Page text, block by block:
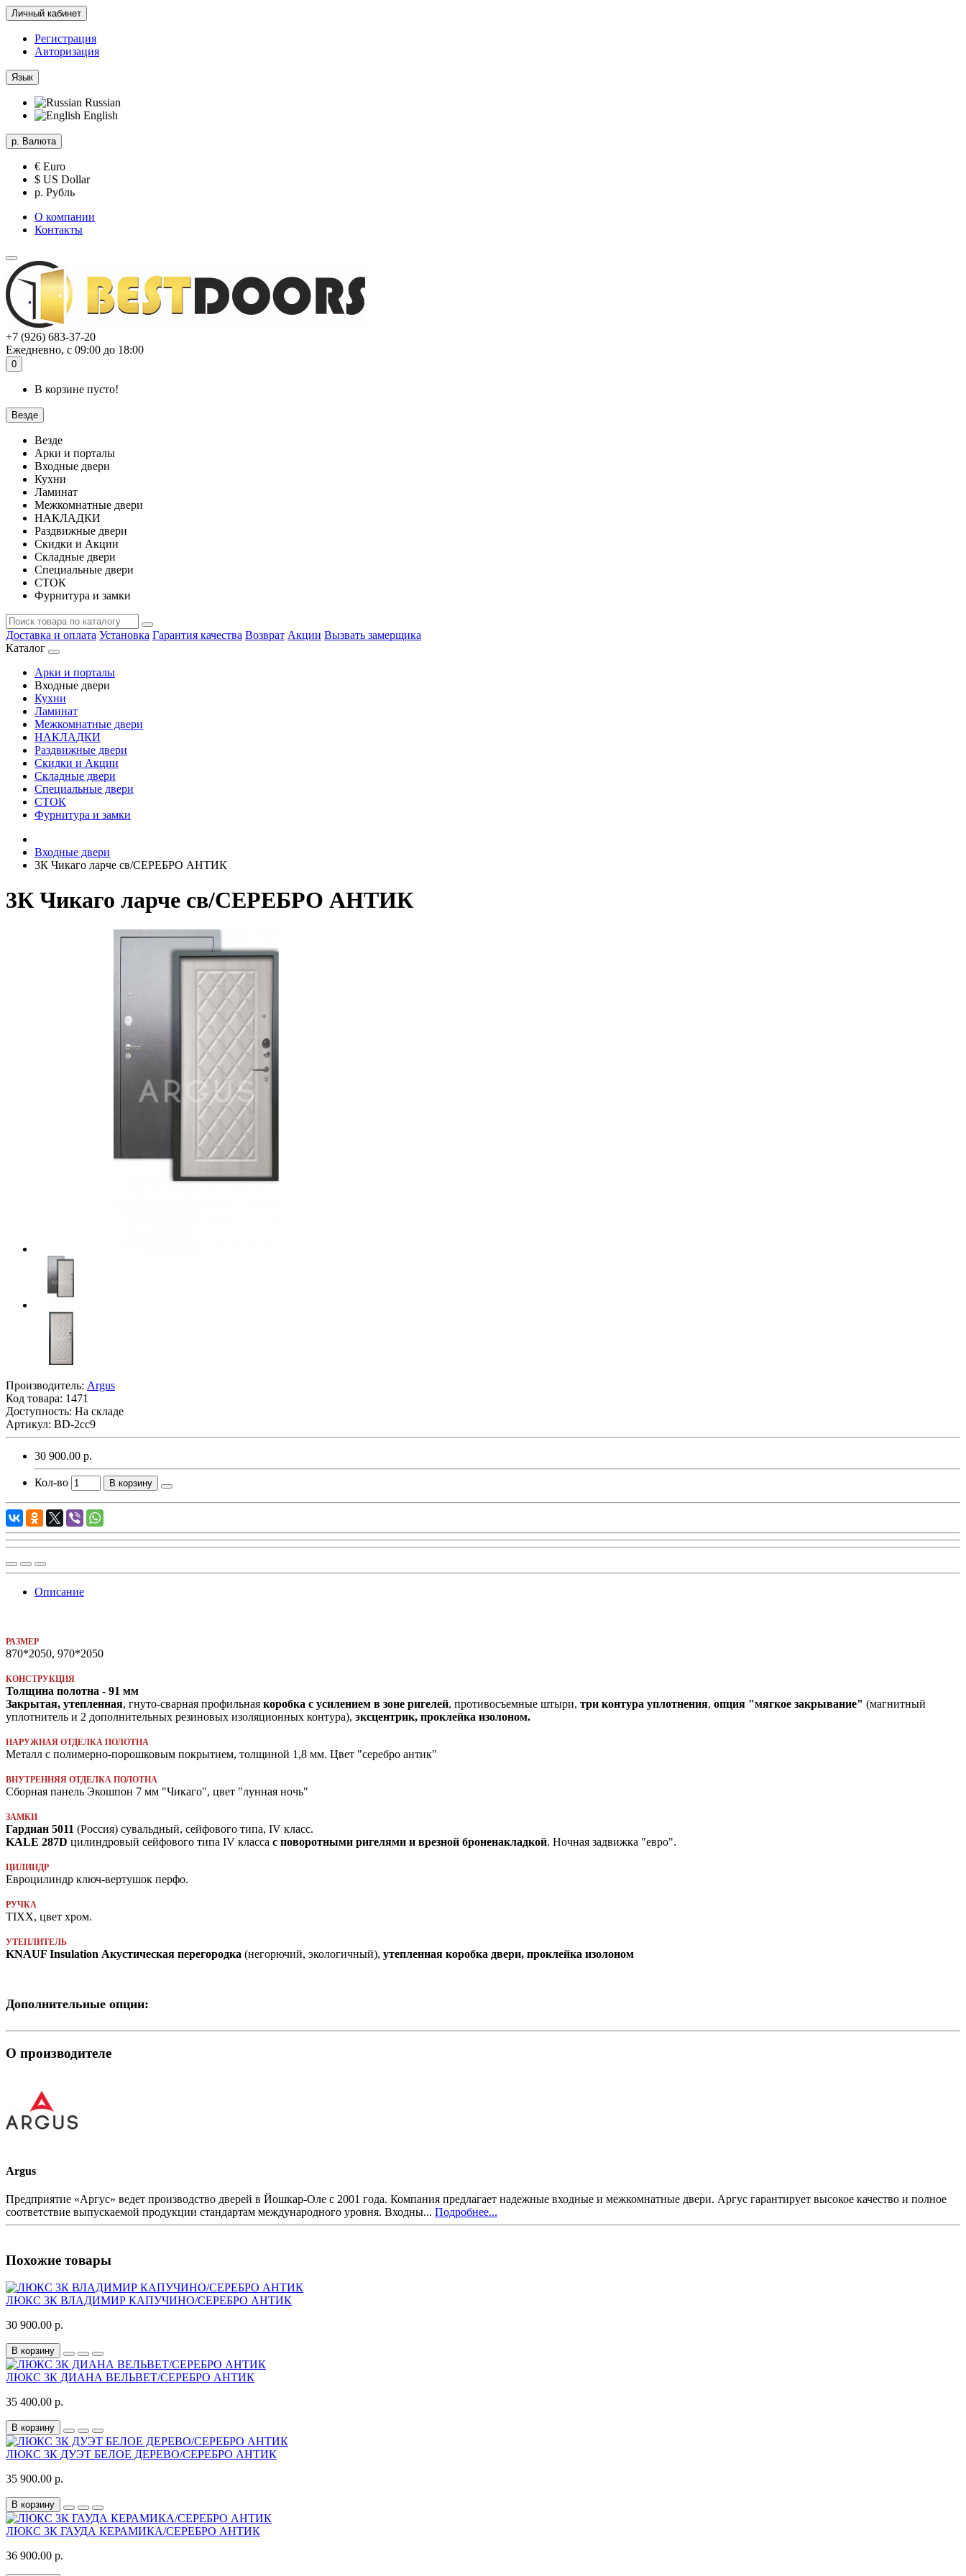
Личный кабинет
Регистрация
Авторизация
Язык
Russian
English
р. Валюта
€ Euro
$ US Dollar
р. Рубль
О компании
Контакты
+7 (926) 683-37-20
Ежедневно, с 09:00 до 18:00
0
В корзине пусто!
Везде
Везде
Арки и порталы
Входные двери
Кухни
Ламинат
Межкомнатные двери
НАКЛАДКИ
Раздвижные двери
Скидки и Акции
Складные двери
Специальные двери
СТОК
Фурнитура и замки
Доставка и оплата Установка Гарантия качества Возврат Акции Вызвать замерщика
Каталог
Арки и порталы
Входные двери
Кухни
Ламинат
Межкомнатные двери
НАКЛАДКИ
Раздвижные двери
Скидки и Акции
Складные двери
Специальные двери
СТОК
Фурнитура и замки
Входные двери
3К Чикаго ларче св/СЕРЕБРО АНТИК
3К Чикаго ларче св/СЕРЕБРО АНТИК
Производитель: Argus
Код товара: 1471
Доступность: На складе
Артикул: BD-2cc9
30 900.00 р.
Кол-во В корзину
Описание
РАЗМЕР
870*2050, 970*2050
КОНСТРУКЦИЯ
Толщина полотна - 91 мм
Закрытая, утепленная, гнуто-сварная профильная коробка с усилением в зоне ригелей, противосъемные штыри, три контура уплотнения, опция "мягкое закрывание" (магнитный
уплотнитель и 2 дополнительных резиновых изоляционных контура), эксцентрик, проклейка изолоном.
НАРУЖНАЯ ОТДЕЛКА ПОЛОТНА
Металл с полимерно-порошковым покрытием, толщиной 1,8 мм. Цвет "серебро антик"
ВНУТРЕННЯЯ ОТДЕЛКА ПОЛОТНА
Сборная панель Экошпон 7 мм "Чикаго", цвет "лунная ночь"
ЗАМКИ
Гардиан 5011 (Россия) сувальдный, сейфового типа, IV класс.
KALE 287D цилиндровый сейфового типа IV класса с поворотными ригелями и врезной броненакладкой. Ночная задвижка "евро".
ЦИЛИНДР
Евроцилиндр ключ-вертушок перфо.
РУЧКА
TIXX, цвет хром.
УТЕПЛИТЕЛЬ
KNAUF Insulation Акустическая перегородка (негорючий, экологичный), утепленная коробка двери, проклейка изолоном
Дополнительные опции:
О производителе
Argus
Предприятие «Аргус» ведет производство дверей в Йошкар-Оле с 2001 года. Компания предлагает надежные входные и межкомнатные двери. Аргус гарантирует высокое качество и полное
соответствие выпускаемой продукции стандартам международного уровня. Входны... Подробнее...
Похожие товары
ЛЮКС 3К ВЛАДИМИР КАПУЧИНО/СЕРЕБРО АНТИК
30 900.00 р.
В корзину
ЛЮКС 3К ДИАНА ВЕЛЬВЕТ/СЕРЕБРО АНТИК
35 400.00 р.
В корзину
ЛЮКС 3К ДУЭТ БЕЛОЕ ДЕРЕВО/СЕРЕБРО АНТИК
35 900.00 р.
В корзину
ЛЮКС 3К ГАУДА КЕРАМИКА/СЕРЕБРО АНТИК
36 900.00 р.